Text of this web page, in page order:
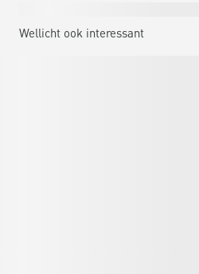
Wellicht ook interessant